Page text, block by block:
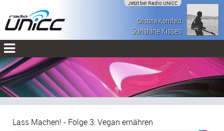
Jetzt bei Radio UNiCC
Cristina Kornfeld
Sunshine Kisses
Lass Machen! - Folge 3: Vegan ernähren